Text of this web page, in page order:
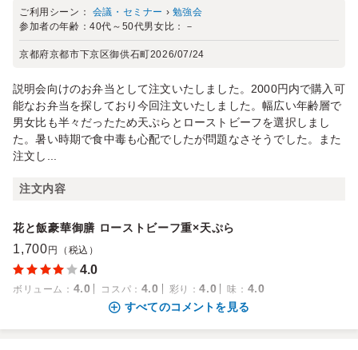
ご利用シーン： 会議・セミナー › 勉強会
参加者の年齢：40代～50代男女比： －
京都府京都市下京区御供石町2026/07/24
説明会向けのお弁当として注文いたしました。2000円内で購入可
能なお弁当を探しており今回注文いたしました。幅広い年齢層で
男女比も半々だったため天ぷらとローストビーフを選択しまし
た。暑い時期で食中毒も心配でしたが問題なさそうでした。また
注文し...
注文内容
花と飯豪華御膳 ローストビーフ重×天ぷら
1,700 円（税込）
4.0
ボリューム ： 4.0 コスパ ： 4.0 彩り ：4.0 味 ： 4.0
すべてのコメントを見る